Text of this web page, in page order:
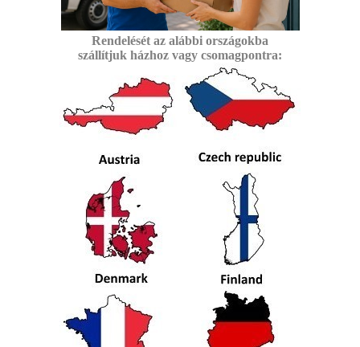
Rendelését az alábbi országokba
szállítjuk házhoz vagy csomagpontra: